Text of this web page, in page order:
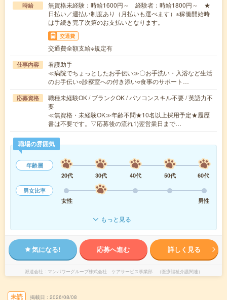
時給
無資格未経験：時給1600円～ 経験者：時給1800円～ ★
日払い／週払い制度あり（月払いも選べます）※稼働開始時
は手続き完了次第のお支払いとなります。
交通費
交通費全額支給※規定有
仕事内容
看護助手
≪病院でちょっとしたお手伝い≫〇お手洗い・入浴など生活
のお手伝い○診察室への付き添い○食事のサポート…
応募資格
職種未経験OK / ブランクOK / パソコンスキル不要 / 英語力不
要
≪無資格・未経験OK≫年齢不問★10名以上採用予定★履歴
書は不要です。▽応募後の流れ1)翌営業日まで…
職場の雰囲気
年齢層
20代
30代 40代 50代
60代
男女比率
女性
男性
もっと見る
気になる! 応募へ進む 詳しく見る
派遣会社 マンパワーグループ株式会社 ケアサービス事業部 （医療福祉介護関連）
未読 掲載日 2026/08/08